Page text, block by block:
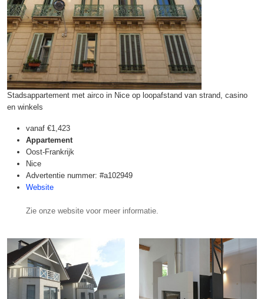
Stadsappartement met airco in Nice op loopafstand van strand, casino
en winkels
vanaf €1,423
Appartement
Oost-Frankrijk
Nice
Advertentie nummer: #a102949
Website
Zie onze website voor meer informatie.